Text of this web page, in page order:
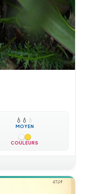
💧 💧 💧
MOYEN
COULEURS